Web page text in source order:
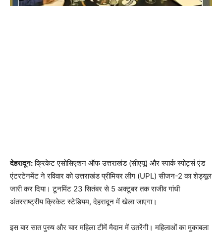
देहरादून:क्रिकेट एसोसिएशन ऑफ उत्तराखंड (सीएयू) और स्पार्क स्पोर्ट्स एंड
एंटरटेनमेंट ने रविवार को उत्तराखंड प्रीमियर लीग (UPL) सीजन-2 का शेड्यूल
जारी कर दिया। टूनमिंट 23 सितंबर से 5 अक्टूबर तक राजीव गांधी
अंतरराष्ट्रीय क्रिकेट स्टेडियम, देहरादून में खेला जाएगा।
इस बार सात पुरुष और चार महिला टीमें मैदान में उतरेंगी। महिलाओं का मुकाबला